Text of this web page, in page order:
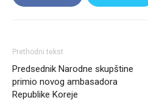
Prethodni tekst
Predsednik Narodne skupštine
primio novog ambasadora
Republike Koreje